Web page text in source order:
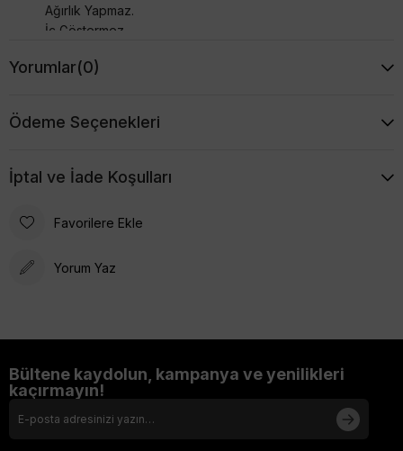
Ağırlık Yapmaz.
İç Göstermez.
4 Mevsim Kullanıma Uygundur.
Yorumlar(0)
Ödeme Seçenekleri
İptal ve İade Koşulları
Favorilere Ekle
Yorum Yaz
Bültene kaydolun, kampanya ve yenilikleri
kaçırmayın!